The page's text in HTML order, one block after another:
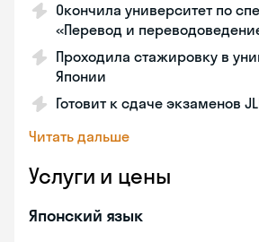
Окончила университет по
«Перевод и
Проходила стажировку в
Японии
Готовит к сдаче экзаменов
Читать дальше
Услуги и цены
Японский язык